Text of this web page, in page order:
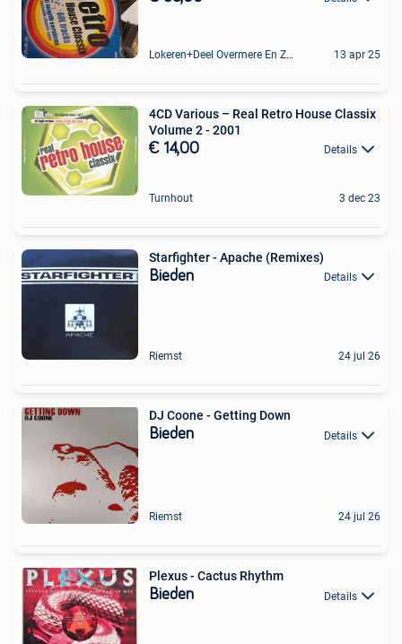
Lokeren+Deel Overmere En Zele 13 apr 25
4CD Various – Real Retro House Classix
Volume 2 - 2001
€ 14,00 Details
Turnhout 3 dec 23
Starfighter - Apache (Remixes)
Bieden Details
Riemst 24 jul 26
DJ Coone - Getting Down
Bieden Details
Riemst 24 jul 26
Plexus - Cactus Rhythm
Bieden Details